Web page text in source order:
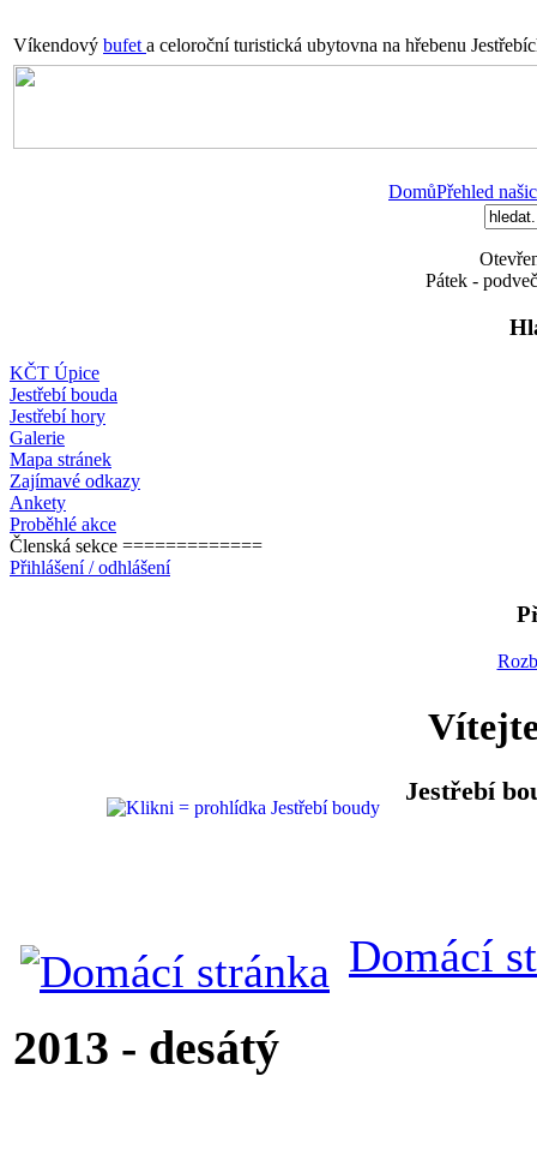
Víkendový bufet a celoroční turistická ubytovna na hřebenu
DomůPřehled
Pátek -
KČT Úpice
Jestřebí bouda
Jestřebí hory
Galerie
Mapa stránek
Zajímavé odkazy
Ankety
Proběhlé akce
Členská sekce =============
Přihlášení / odhlášení
Jestřebí
Domácí
2013 - desátý